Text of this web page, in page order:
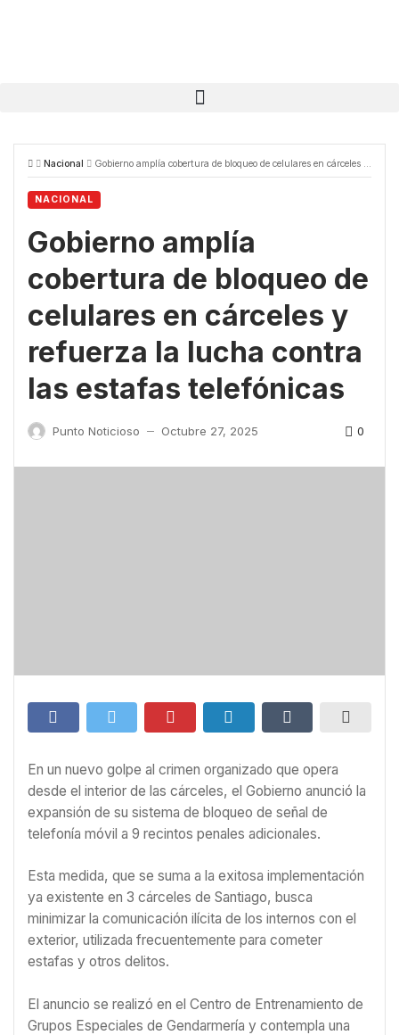
Nacional Gobierno amplía cobertura de bloqueo de celulares en cárceles y refuerza la lucha contra las estafas telefónicas
NACIONAL
Gobierno amplía
cobertura de bloqueo de
celulares en cárceles y
refuerza la lucha contra
las estafas telefónicas
Punto Noticioso — Octubre 27, 2025 0
En un nuevo golpe al crimen organizado que opera
desde el interior de las cárceles, el Gobierno anunció la
expansión de su sistema de bloqueo de señal de
telefonía móvil a 9 recintos penales adicionales.
Esta medida, que se suma a la exitosa implementación
ya existente en 3 cárceles de Santiago, busca
minimizar la comunicación ilícita de los internos con el
exterior, utilizada frecuentemente para cometer
estafas y otros delitos.
El anuncio se realizó en el Centro de Entrenamiento de
Grupos Especiales de Gendarmería y contempla una